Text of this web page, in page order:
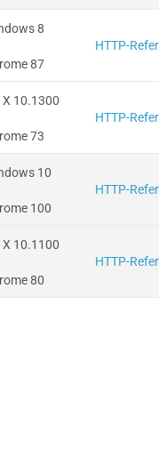
8
87
HTTP-
X 10.1300
73
HTTP-
10
100
HTTP-
X 10.1100
80
HTTP-